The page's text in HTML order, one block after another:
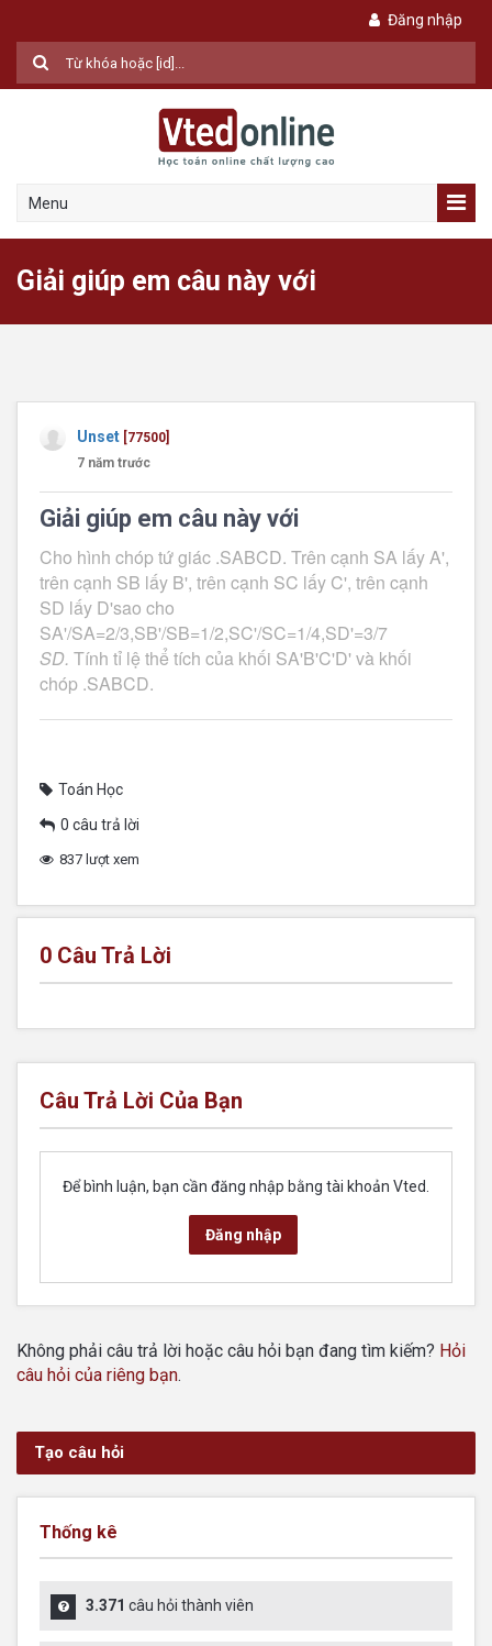
Đăng nhập
Menu
Giải giúp em câu này với
Unset [77500]
7 năm trước
Giải giúp em câu này với
Cho hình chóp tứ giác .SABCD. Trên cạnh SA lấy A',
trên cạnh SB lấy B', trên cạnh SC lấy C', trên cạnh
SD lấy D'sao cho
SD. Tính tỉ lệ thể tích của khối SA'B'C'D' và khối
chóp .SABCD.
Toán Học
0 câu trả lời
837 lượt xem
0 Câu Trả Lời
Câu Trả Lời Của Bạn
Để bình luận, bạn cần đăng nhập bằng tài khoản Vted.
Đăng nhập
Không phải câu trả lời hoặc câu hỏi bạn đang tìm kiếm? Hỏi
câu hỏi của riêng bạn.
Tạo câu hỏi
Thống kê
3.371 câu hỏi thành viên